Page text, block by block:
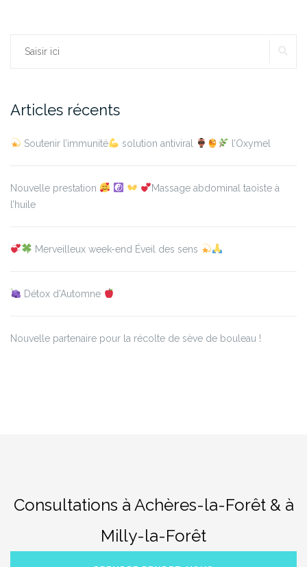
Rechercher :
Articles récents
Soutenir l’immunité solution antiviral l’Oxymel
Nouvelle prestation
Massage abdominal taoïste à
l’huile
Merveilleux week-end Éveil des sens
Détox d’Automne
Nouvelle partenaire pour la récolte de sève de bouleau !
Consultations à Achères-la-Forêt & à
Milly-la-Forêt